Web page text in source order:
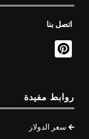
اتصل بنا
روابط مفيدة
سعر الدولار